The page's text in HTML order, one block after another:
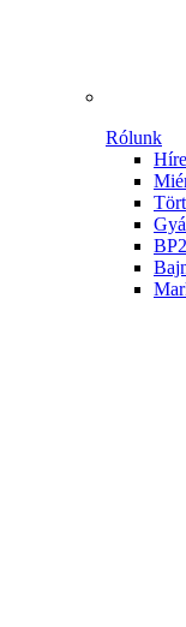
Rólunk